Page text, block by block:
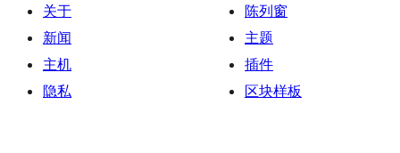
关于
新闻
主机
隐私
陈列窗
主题
插件
区块样板